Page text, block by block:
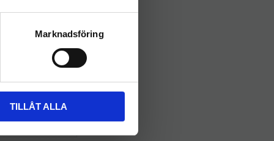
Marknadsföring
TILLÅT ALLA